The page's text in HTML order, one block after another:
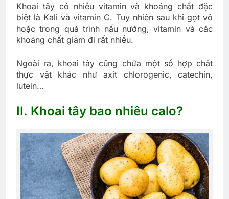
Khoai tây có nhiều vitamin và khoáng chất đặc
biệt là Kali và vitamin C. Tuy nhiên sau khi gọt vỏ
hoặc trong quá trình nấu nướng, vitamin và các
khoáng chất giảm đi rất nhiều.
Ngoài ra, khoai tây cũng chứa một số hợp chất
thực vật khác như axit chlorogenic, catechin,
lutein…
II. Khoai tây bao nhiêu calo?